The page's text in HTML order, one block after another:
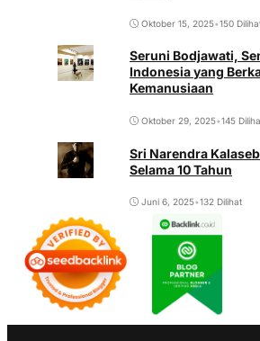
Oktober 15, 2025•150
Seruni Bodjawati,
Indonesia yang
Kemanusiaan
Oktober 29, 2025•145
Sri Narendra
Selama 10 Tahun
Juni 6, 2025•132 Dilihat